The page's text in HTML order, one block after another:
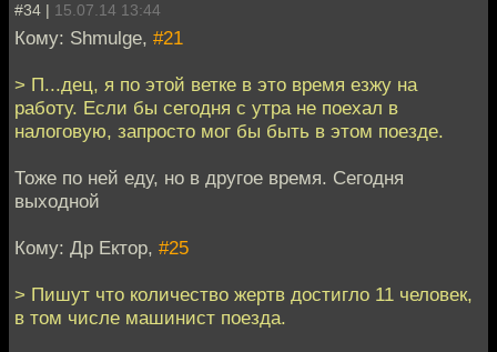
#34 | 15.07.14 13:44
Кому: Shmulge, #21
> П...дец, я по этой ветке в это время езжу на
работу. Если бы сегодня с утра не поехал в
налоговую, запросто мог бы быть в этом поезде.
Тоже по ней еду, но в другое время. Сегодня
выходной
Кому: Др Ектор, #25
> Пишут что количество жертв достигло 11 человек,
в том числе машинист поезда.